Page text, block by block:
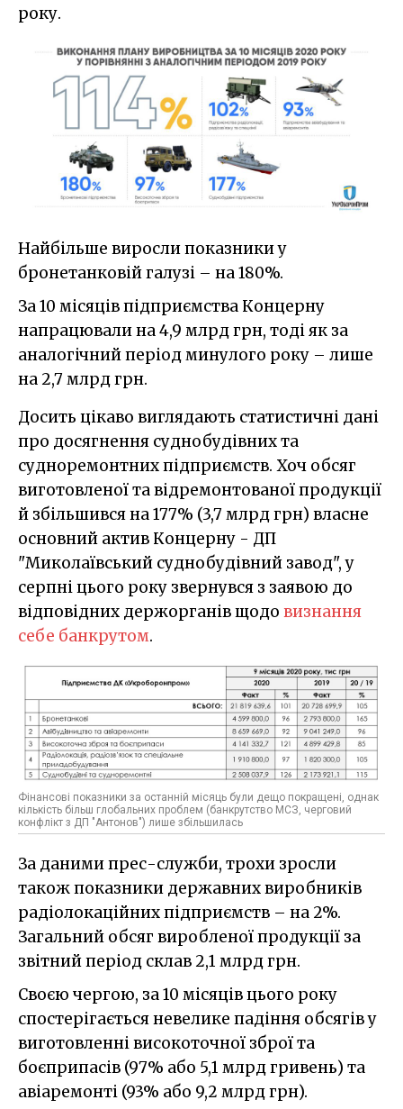
року.
Найбільше виросли показники у
бронетанковій галузі – на 180%.
За 10 місяців підприємства Концерну
напрацювали на 4,9 млрд грн, тоді як за
аналогічний період минулого року – лише
на 2,7 млрд грн.
Досить цікаво виглядають статистичні дані
про досягнення суднобудівних та
судноремонтних підприємств. Хоч обсяг
виготовленої та відремонтованої продукції
й збільшився на 177% (3,7 млрд грн) власне
основний актив Концерну - ДП
"Миколаївський суднобудівний завод", у
серпні цього року звернувся з заявою до
відповідних держорганів щодо визнання
себе банкрутом.
Фінансові показники за останній місяць були дещо покращені, однак
кількість більш глобальних проблем (банкрутство МСЗ, черговий
конфлікт з ДП "Антонов") лише збільшилась
За даними прес-служби, трохи зросли
також показники державних виробників
радіолокаційних підприємств – на 2%.
Загальний обсяг виробленої продукції за
звітний період склав 2,1 млрд грн.
Своєю чергою, за 10 місяців цього року
спостерігається невелике падіння обсягів у
виготовленні високоточної зброї та
боєприпасів (97% або 5,1 млрд гривень) та
авіаремонті (93% або 9,2 млрд грн).